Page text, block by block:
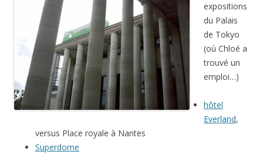
expositions
du Palais
de Tokyo
(où Chloé a
trouvé un
emploi…)
hôtel
Everland,
versus Place royale à Nantes
Superdome